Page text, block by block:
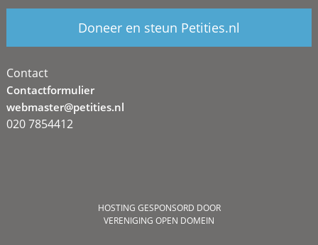
Doneer en steun Petities.nl
Contact
Contactformulier
webmaster@petities.nl
020 7854412
HOSTING GESPONSORD DOOR
VERENIGING OPEN DOMEIN